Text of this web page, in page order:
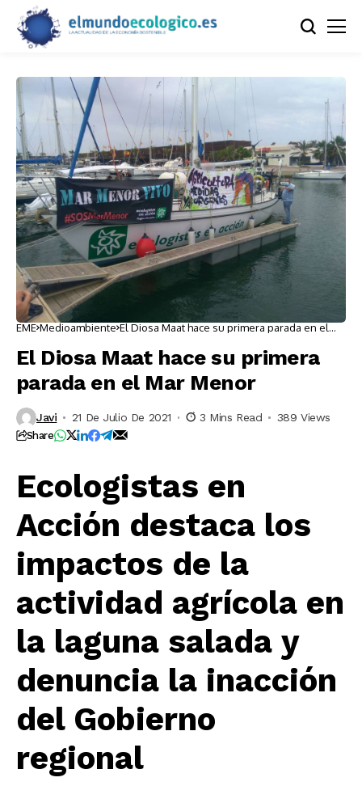
EME Medioambiente El Diosa Maat hace su primera parada en el
El Diosa Maat hace su primera
parada en el Mar Menor
Javi 21 De Julio De 2021 3 Mins Read 389 Views
Share
Ecologistas en
Acción destaca los
impactos de la
actividad agrícola en
la laguna salada y
denuncia la inacción
del Gobierno
regional